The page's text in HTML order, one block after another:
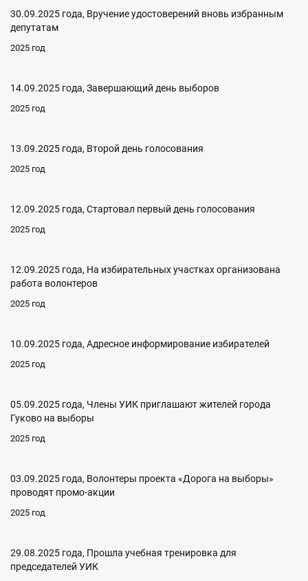
30.09.2025 года, Вручение удостоверений вновь избранным
депутатам
2025 год
14.09.2025 года, Завершающий день выборов
2025 год
13.09.2025 года, Второй день голосования
2025 год
12.09.2025 года, Стартовал первый день голосования
2025 год
12.09.2025 года, На избирательных участках организована
работа волонтеров
2025 год
10.09.2025 года, Адресное информирование избирателей
2025 год
05.09.2025 года, Члены УИК приглашают жителей города
Гуково на выборы
2025 год
03.09.2025 года, Волонтеры проекта «Дорога на выборы»
проводят промо-акции
2025 год
29.08.2025 года, Прошла учебная тренировка для
председателей УИК